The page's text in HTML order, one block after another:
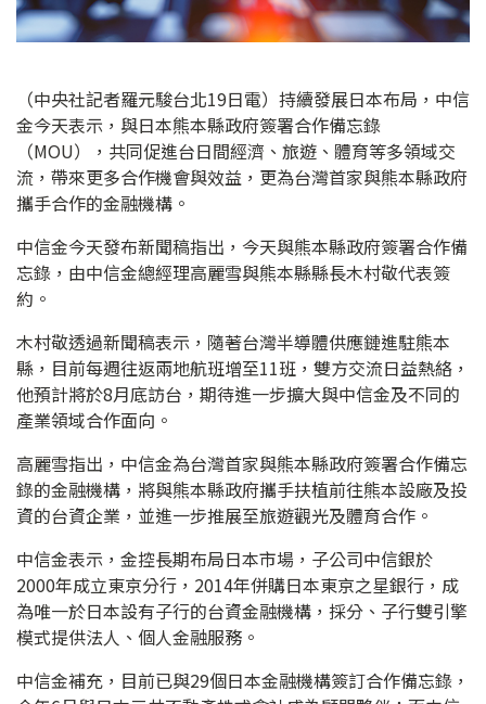
（中央社記者羅元駿台北19日電）持續發展日本布局，中信
金今天表示，與日本熊本縣政府簽署合作備忘錄
（MOU），共同促進台日間經濟、旅遊、體育等多領域交
流，帶來更多合作機會與效益，更為台灣首家與熊本縣政府
攜手合作的金融機構。
中信金今天發布新聞稿指出，今天與熊本縣政府簽署合作備
忘錄，由中信金總經理高麗雪與熊本縣縣長木村敬代表簽
約。
木村敬透過新聞稿表示，隨著台灣半導體供應鏈進駐熊本
縣，目前每週往返兩地航班增至11班，雙方交流日益熱絡，
他預計將於8月底訪台，期待進一步擴大與中信金及不同的
產業領域合作面向。
高麗雪指出，中信金為台灣首家與熊本縣政府簽署合作備忘
錄的金融機構，將與熊本縣政府攜手扶植前往熊本設廠及投
資的台資企業，並進一步推展至旅遊觀光及體育合作。
中信金表示，金控長期布局日本市場，子公司中信銀於
2000年成立東京分行，2014年併購日本東京之星銀行，成
為唯一於日本設有子行的台資金融機構，採分、子行雙引擎
模式提供法人、個人金融服務。
中信金補充，目前已與29個日本金融機構簽訂合作備忘錄，